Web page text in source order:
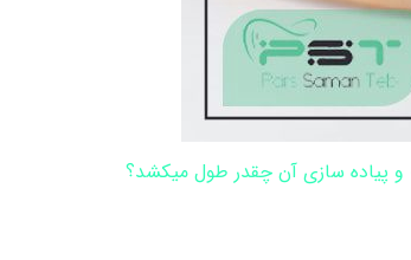
پیاده سازی آن چقدر طول میکشد؟